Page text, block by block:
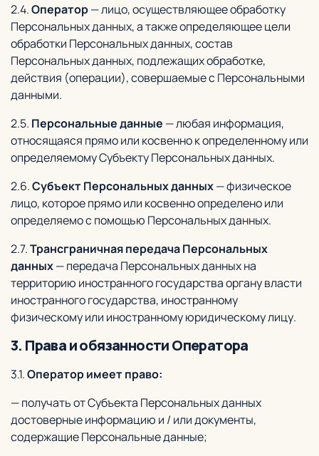
2.4.Оператор— лицо, осуществляющее обработку
Персональных данных, а также определяющее цели
обработки Персональных данных, состав
Персональных данных, подлежащих обработке,
действия (операции), совершаемые с Персональными
данными.
2.5. Персональные данные — любая информация,
относящаяся прямо или косвенно к определенному или
определяемому Субъекту Персональных данных.
2.6.Субъект Персональных данных— физическое
лицо, которое прямо или косвенно определено или
определяемо с помощью Персональных данных.
2.7.Трансграничная передача Персональных
данных— передача Персональных данных на
территорию иностранного государства органу власти
иностранного государства, иностранному
физическому или иностранному юридическому лицу.
3. Права и обязанности Оператора
3.1.Оператор имеет право:
— получать от Субъекта Персональных данных
достоверные информацию и / или документы,
содержащие Персональные данные;